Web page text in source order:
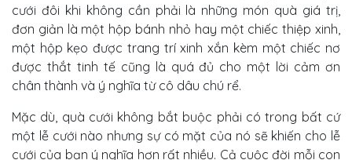
cưới đôi khi không cần phải là những món quà giá trị,
đơn giản là một hộp bánh nhỏ hay một chiếc thiệp xinh,
một hộp kẹo được trang trí xinh xắn kèm một chiếc nơ
được thắt tinh tế cũng là quá đủ cho một lời cảm ơn
chân thành và ý nghĩa từ cô dâu chú rể.
Mặc dù, quà cưới không bắt buộc phải có trong bất cứ
một lễ cưới nào nhưng sự có mặt của nó sẽ khiến cho lễ
cưới của bạn ý nghĩa hơn rất nhiều. Cả cuộc đời mỗi con